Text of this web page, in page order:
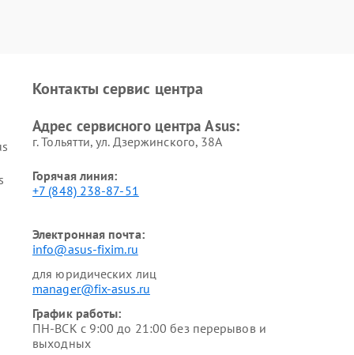
Контакты сервис центра
Адрес сервисного центра Asus:
г. Тольятти, ул. Дзержинского, 38А
Горячая линия:
+7 (848) 238-87-51
Электронная почта:
info@asus-fixim.ru
для юридических лиц
manager@fix-asus.ru
График работы:
ПН-ВСК с 9:00 до 21:00 без перерывов и
выходных